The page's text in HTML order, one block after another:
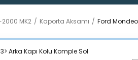
2000 MK2 Kaporta Aksamı Ford